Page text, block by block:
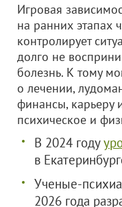
Игровая
на ранних этапах
контролирует
долго не
болезнь. К тому
о лечении,
финансы, карьеру
психическое и
В 2024 году
в
Ученые-
2026 года